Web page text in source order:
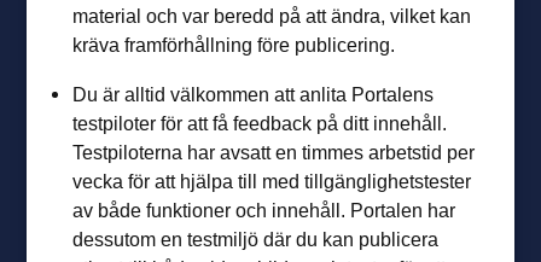
material och var beredd på att ändra, vilket kan
kräva framförhållning före publicering.
Du är alltid välkommen att anlita Portalens
testpiloter för att få feedback på ditt innehåll.
Testpiloterna har avsatt en timmes arbetstid per
vecka för att hjälpa till med tillgänglighetstester
av både funktioner och innehåll. Portalen har
dessutom en testmiljö där du kan publicera